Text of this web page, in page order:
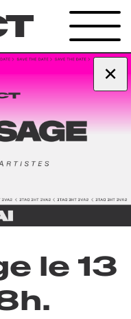
×
le 13